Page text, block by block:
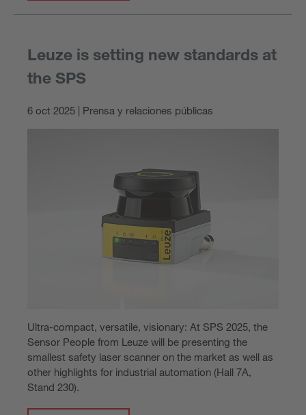
Leuze is setting new standards at
the SPS
6 oct 2025 | Prensa y relaciones públicas
Ultra-compact, versatile, visionary: At SPS 2025, the
Sensor People from Leuze will be presenting the
smallest safety laser scanner on the market as well as
other highlights for industrial automation (Hall 7A,
Stand 230).